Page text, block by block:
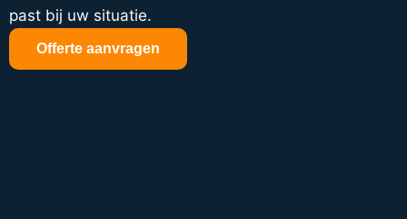
past bij uw situatie.
Offerte aanvragen